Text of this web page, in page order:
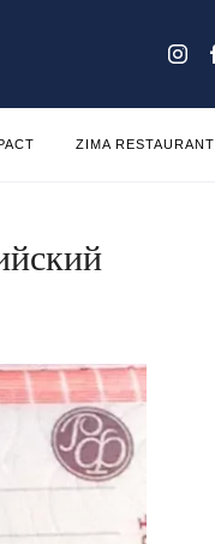
ZIMA RESTAURANT